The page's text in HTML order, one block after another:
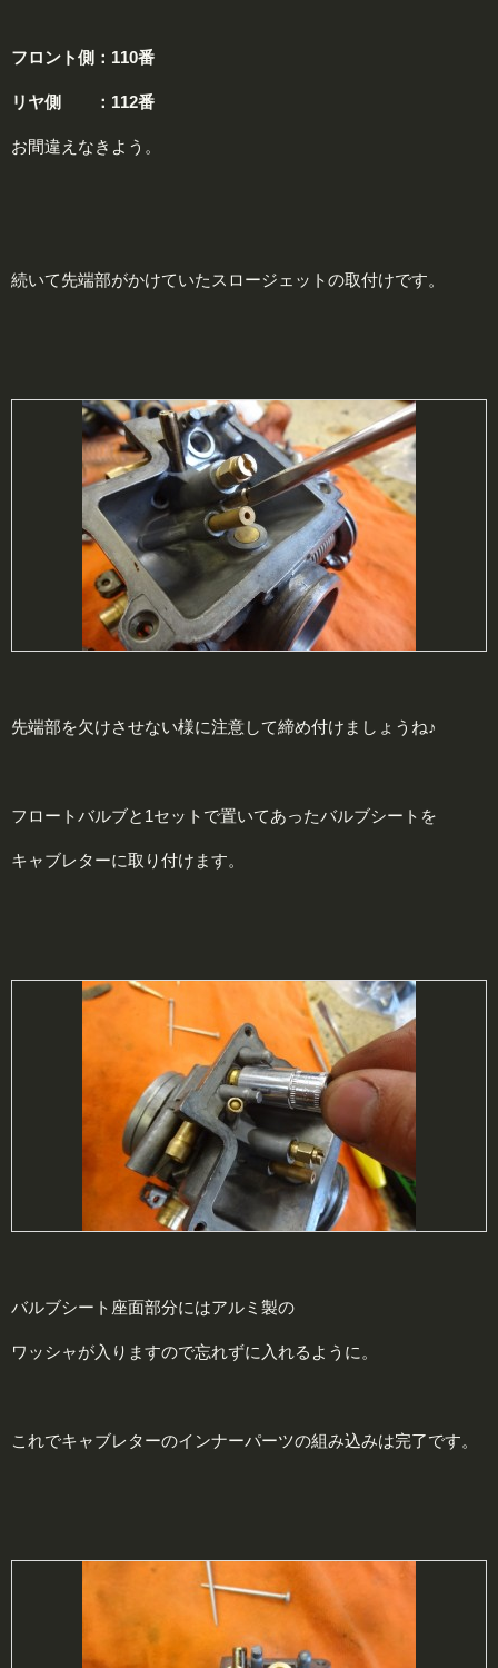
フロント側：110番
リヤ側 ：112番
お間違えなきよう。
続いて先端部がかけていたスロージェットの取付けです。
先端部を欠けさせない様に注意して締め付けましょうね♪
フロートバルブと1セットで置いてあったバルブシートを
キャブレターに取り付けます。
バルブシート座面部分にはアルミ製の
ワッシャが入りますので忘れずに入れるように。
これでキャブレターのインナーパーツの組み込みは完了です。